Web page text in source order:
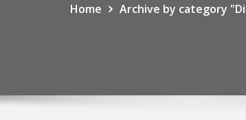
Home Archive by category